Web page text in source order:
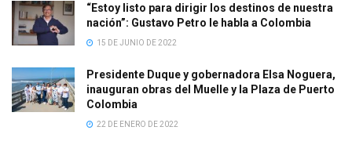
“Estoy listo para dirigir los destinos de nuestra
nación”: Gustavo Petro le habla a Colombia
15 DE JUNIO DE 2022
Presidente Duque y gobernadora Elsa Noguera,
inauguran obras del Muelle y la Plaza de Puerto
Colombia
22 DE ENERO DE 2022